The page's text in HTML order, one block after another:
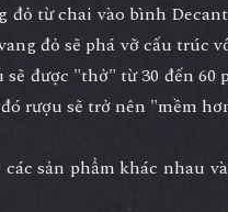
từ chai vào bình
đỏ sẽ phá vỡ cấu trúc
được "thở" từ 30 đến
rượu sẽ trở nên "mềm
sản phẩm khác nhau